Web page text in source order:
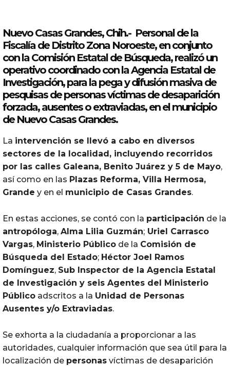
Nuevo Casas Grandes, Chih.- Personal de la
Fiscalía de Distrito Zona Noroeste, en conjunto
con la Comisión Estatal de Búsqueda, realizó un
operativo coordinado con la Agencia Estatal de
Investigación, para lapegaydifusión masivade
pesquisasdepersonasvíctimas de desaparición
forzada, ausentes o extraviadas, en el municipio
de Nuevo Casas Grandes.
La intervención se llevó a cabo en diversos
sectores de la localidad, incluyendo recorridos
por las calles Galeana, Benito Juárez y 5 de Mayo,
así como en las Plazas Reforma, Villa Hermosa,
Grande y en el municipio de Casas Grandes.
En estas acciones, se contó con la participación de la
antropóloga, Alma Lilia Guzmán; Uriel Carrasco
Vargas, Ministerio Público de la Comisión de
Búsqueda del Estado; Héctor Joel Ramos
Domínguez, Sub Inspector de la Agencia Estatal
de Investigación y seis Agentes del Ministerio
Público adscritos a la Unidad de Personas
Ausentes y/o Extraviadas.
Se exhorta a la ciudadanía a proporcionar a las
autoridades, cualquier información que sea útil para la
localización de personas víctimas de desaparición